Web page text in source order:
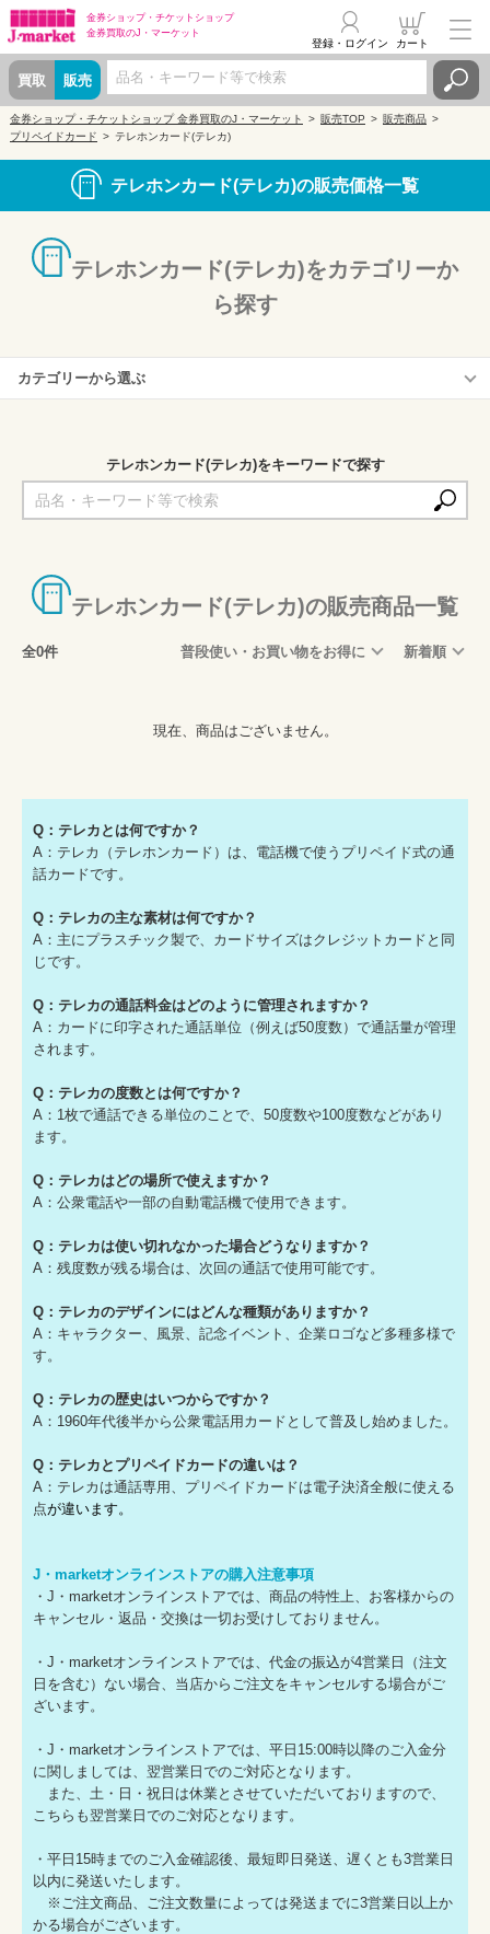
金券ショップ・ チケットショップ
金券買取のJ・マーケット
買取 販売
登録・ログイン カート
金券ショップ・チケットショップ 金券買取のJ・マーケット 販売TOP
販売商品
プリペイドカード
テレホンカード(テレカ)
テレホンカード(テレカ)の販売価格一覧
テレホンカード(テレカ)をカテゴリーか
ら探す
カテゴリーから選ぶ
テレホンカード(テレカ)をキーワードで探す
テレホンカード(テレカ)の販売商品一覧
全0件 普段使い・お買い物をお得に 新着順
現在、商品はございません。
Q：テレカとは何ですか？
A：テレカ（テレホンカード）は、電話機で使うプリペイド式の通
話カードです。
Q：テレカの主な素材は何ですか？
A：主にプラスチック製で、カードサイズはクレジットカードと同
じです。
Q：テレカの通話料金はどのように管理されますか？
A：カードに印字された通話単位（例えば50度数）で通話量が管理
されます。
Q：テレカの度数とは何ですか？
A：1枚で通話できる単位のことで、50度数や100度数などがあり
ます。
Q：テレカはどの場所で使えますか？
A：公衆電話や一部の自動電話機で使用できます。
Q：テレカは使い切れなかった場合どうなりますか？
A：残度数が残る場合は、次回の通話で使用可能です。
Q：テレカのデザインにはどんな種類がありますか？
A：キャラクター、風景、記念イベント、企業ロゴなど多種多様で
す。
Q：テレカの歴史はいつからですか？
A：1960年代後半から公衆電話用カードとして普及し始めました。
Q：テレカとプリペイドカードの違いは？
A：テレカは通話専用、プリペイドカードは電子決済全般に使える
点が違います。
J・marketオンラインストアの購入注意事項
・J・marketオンラインストアでは、商品の特性上、お客様からの
キャンセル・返品・交換は一切お受けしておりません。
・J・marketオンラインストアでは、代金の振込が4営業日（注文
日を含む）ない場合、当店からご注文をキャンセルする場合がご
ざいます。
・J・marketオンラインストアでは、平日15:00時以降のご入金分
に関しましては、翌営業日でのご対応となります。
また、土・日・祝日は休業とさせていただいておりますので、
こちらも翌営業日でのご対応となります。
・平日15時までのご入金確認後、最短即日発送、遅くとも3営業日
以内に発送いたします。
※ご注文商品、ご注文数量によっては発送までに3営業日以上か
かる場合がございます。